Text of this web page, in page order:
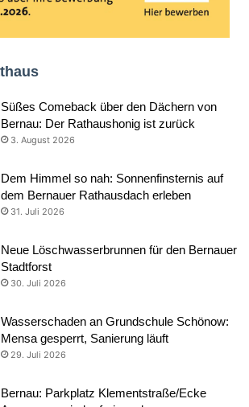
Süßes Comeback über den Dächern von
Bernau: Der Rathaushonig ist zurück
3. August 2026
Dem Himmel so nah: Sonnenfinsternis auf
dem Bernauer Rathausdach erleben
31. Juli 2026
Neue Löschwasserbrunnen für den Bernauer
Stadtforst
30. Juli 2026
Wasserschaden an Grundschule Schönow:
Mensa gesperrt, Sanierung läuft
29. Juli 2026
Bernau: Parkplatz Klementstraße/Ecke